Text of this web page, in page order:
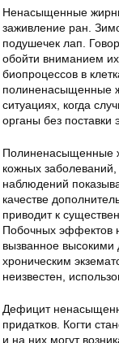
Ненасыщенные
заживление ран.
подушечек лап.
обойти вниманием
биопроцессов в
полиненасыщенные
ситуациях, когда
органы без поставки
Полиненасыщенные
кожных заболеваний,
наблюдений
качестве
приводит к
Побочных эффектов
вызванное высокими
хроническим
неизвестен,
Дефицит
придатков. Когти
и на них могут